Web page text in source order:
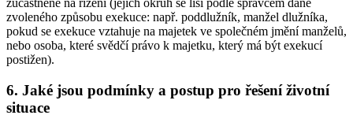
zúčastněné na řízení (jejich okruh se liší podle správcem daně
zvoleného způsobu exekuce: např. poddlužník, manžel dlužníka,
pokud se exekuce vztahuje na majetek ve společném jmění manželů,
nebo osoba, které svědčí právo k majetku, který má být exekucí
postižen).
6. Jaké jsou podmínky a postup pro řešení životní
situace